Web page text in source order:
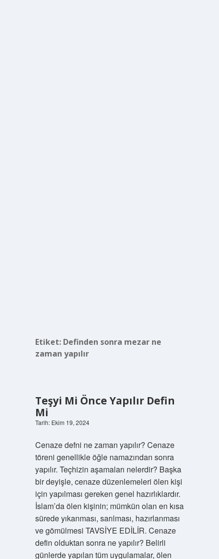
Etiket: Definden sonra mezar ne
zaman yapılır
Teşyi Mi Önce Yapılır Defin
Mi
Tarih: Ekim 19, 2024
Cenaze defni ne zaman yapılır? Cenaze
töreni genellikle öğle namazından sonra
yapılır. Teçhizin aşamaları nelerdir? Başka
bir deyişle, cenaze düzenlemeleri ölen kişi
için yapılması gereken genel hazırlıklardır.
İslam’da ölen kişinin; mümkün olan en kısa
sürede yıkanması, sarılması, hazırlanması
ve gömülmesi TAVSİYE EDİLİR. Cenaze
defin olduktan sonra ne yapılır? Belirli
günlerde yapılan tüm uygulamalar, ölen